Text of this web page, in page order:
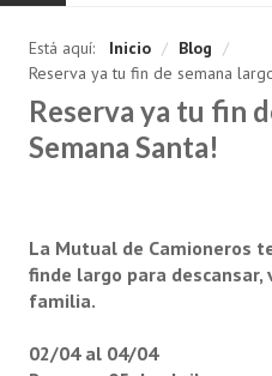
Requisitos
Autoridades
Está aquí: Inicio / Blog
/
Reserva ya tu fin de semana
Reserva ya tu fin
Semana Santa!
La Mutual de Camioneros
finde largo para descansar,
familia.
02/04 al 04/04